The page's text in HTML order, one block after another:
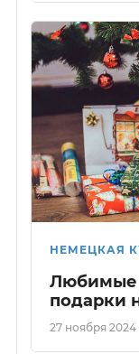
НЕМЕЦКАЯ
Любимые
подарки
27 ноября 2024